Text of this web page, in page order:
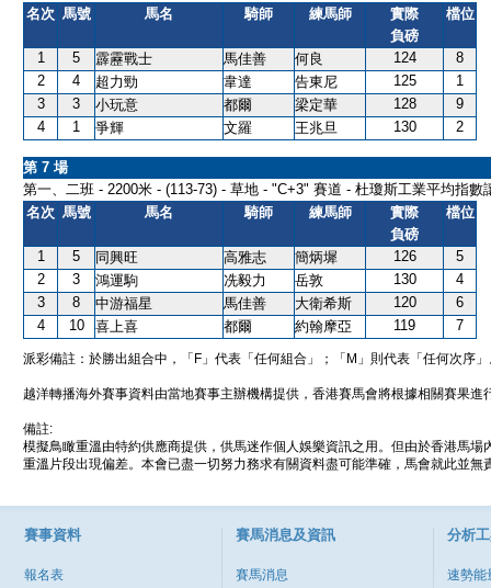
名次 馬號 馬名 騎師 練馬師
實際
負磅
檔位
1 5 霹靂戰士 馬佳善 何良 124
8
2
4 超力勁 韋達 告東尼 125
1
3
3 小玩意 都爾 梁定華 128
9
4
1 爭輝 文羅 王兆旦 130 2
第 7 場
第一、二班 - 2200米 - (113-73) - 草地 - "C+3" 賽道 - 杜瓊斯工業平均指數
名次 馬號 馬名 騎師 練馬師
實際
負磅
檔位
1 5 同興旺 高雅志 簡炳墀 126
5
2
3 鴻運駒 冼毅力 岳敦 130
4
3
8 中游福星 馬佳善 大衛希斯 120
6
4
10 喜上喜 都爾 約翰摩亞 119 7
派彩備註：於勝出組合中，「F」代表「任何組合」；「M」則代表「任何次序
越洋轉播海外賽事資料由當地賽事主辦機構提供，香港賽馬會將根據相關賽果進
備註:
模擬鳥瞰重溫由特約供應商提供，供馬迷作個人娛樂資訊之用。但由於香港馬
重溫片段出現偏差。本會已盡一切努力務求有關資料盡可能準確，馬會就此並
賽事資料
報名表
賽馬消息及資訊
賽馬消息
分析
速勢能